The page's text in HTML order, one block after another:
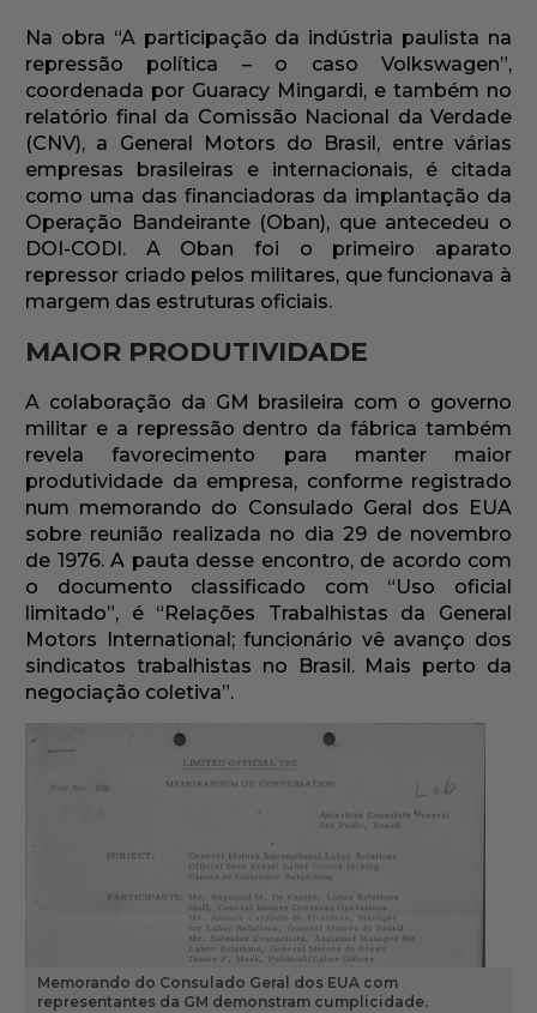
Na obra “A participação da indústria paulista na
repressão política – o caso Volkswagen”,
coordenada por Guaracy Mingardi, e também no
relatório final da Comissão Nacional da Verdade
(CNV), a General Motors do Brasil, entre várias
empresas brasileiras e internacionais, é citada
como uma das financiadoras da implantação da
Operação Bandeirante (Oban), que antecedeu o
DOI-CODI. A Oban foi o primeiro aparato
repressor criado pelos militares, que funcionava à
margem das estruturas oficiais.
MAIOR PRODUTIVIDADE
A colaboração da GM brasileira com o governo
militar e a repressão dentro da fábrica também
revela favorecimento para manter maior
produtividade da empresa, conforme registrado
num memorando do Consulado Geral dos EUA
sobre reunião realizada no dia 29 de novembro
de 1976. A pauta desse encontro, de acordo com
o documento classificado com “Uso oficial
limitado”, é “Relações Trabalhistas da General
Motors International; funcionário vê avanço dos
sindicatos trabalhistas no Brasil. Mais perto da
negociação coletiva”.
Memorando do Consulado Geral dos EUA com
representantes da GM demonstram cumplicidade.